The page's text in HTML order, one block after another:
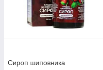
Сироп шиповника